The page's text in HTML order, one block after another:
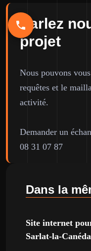
Parlez
projet
Nous pouvons
requêtes et le
activité.
Demander un
08 31 07 87
Dans la
Site internet
Sarlat-la-Canéda